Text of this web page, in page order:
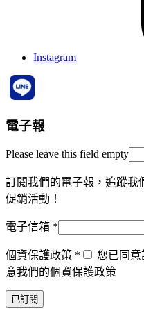
Instagram
電子報
Please leave this field empty
訂閱我們的電子報，追蹤我
促銷活動！
電子信箱 *
個資保護政策 *
您已同意
意我們的個資保護政策